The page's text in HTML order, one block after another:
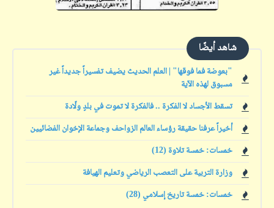
شاهد أيضًا
"بعوضة فما فوقها" | العلم الحديث يضيف تفسيراً جديداً غير
مسبوق لهذه الآية
تسقط الأجساد لا الفكرة .. فالفكرة لا تموت في بلدٍ ولّادة
أخيراً عرفنا حقيقة رؤساء العالم الزواحف وجماعة الإخوان الفضائيين
خمسات: خمسة تلاوة (12)
وزارة التربية على التعصب الرياضي وتعليم الهيافة
خمسات: خمسة تاريخ إسلامي (28)